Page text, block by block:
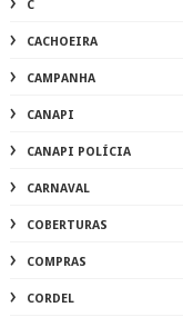
C
CACHOEIRA
CAMPANHA
CANAPI
CANAPI POLÍCIA
CARNAVAL
COBERTURAS
COMPRAS
CORDEL